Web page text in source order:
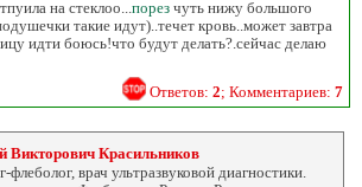
на стеклоо... порез чуть нижу большого
такие идут)..течет кровь..может завтра
идти боюсь!что будут делать?.сейчас делаю
Ответов: 2; Комментариев: 7
Викторович Красильников
флеболог, врач ультразвуковой диагностики.